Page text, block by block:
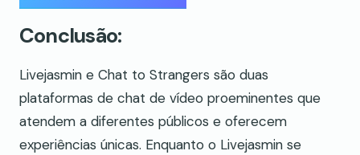
Conclusão:
Livejasmin e Chat to Strangers são duas
plataformas de chat de vídeo proeminentes que
atendem a diferentes públicos e oferecem
experiências únicas. Enquanto o Livejasmin se